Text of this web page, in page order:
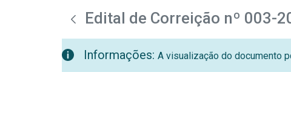
Pular para o Conteúdo principal
teste descricaoEdital de Correição nº 003-
Informações: A visualização do documento